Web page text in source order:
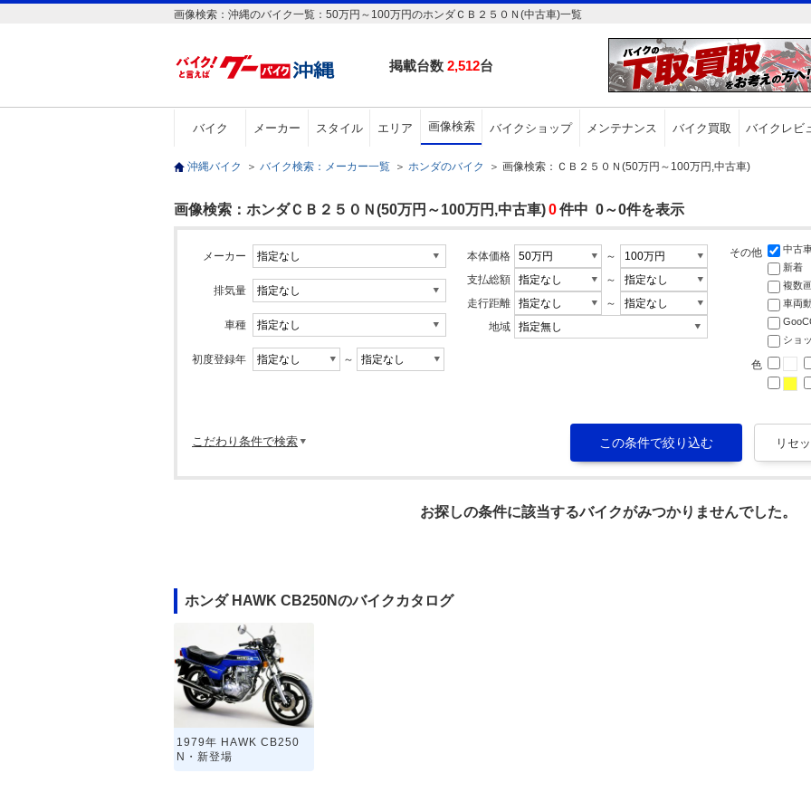
画像検索：沖縄のバイク一覧：50万円～100万円のホンダＣＢ２５０Ｎ(中古車)一覧
掲載台数 2,512台
バイク メーカー スタイル エリア 画像検索 バイクショップ メンテナンス バイク買取 バイクレビ
沖縄バイク ＞ バイク検索：メーカー一覧 ＞ ホンダのバイク ＞ 画像検索：ＣＢ２５０Ｎ(50万円～100万円,中古車)
画像検索：ホンダＣＢ２５０Ｎ(50万円～100万円,中古車)0件中 0～0件を表示
メーカー
排気量
車種
初度登録年 ～
本体価格
～
支払総額
～
走行距離
～
地域
その他 中古
新着
複数
車両
ショ
色
こだわり条件で検索
お探しの条件に該当するバイクがみつかりませんでした。
ホンダ HAWK CB250Nのバイクカタログ
1979年 HAWK CB250
N・新登場